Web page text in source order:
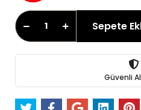
Sepete
Güvenli